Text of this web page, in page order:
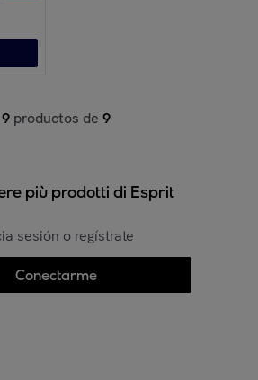
9 productos de 9
più prodotti di Esprit
sesión o regístrate
Conectarme